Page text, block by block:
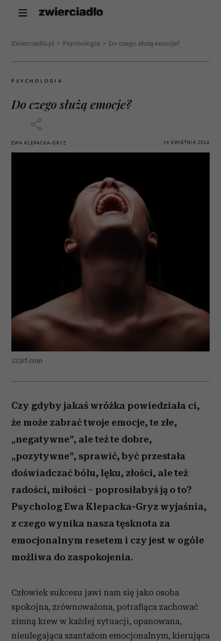
Zwierciadlo.pl > Psychologia > Do czego służą emocje?
PSYCHOLOGIA
Do czego służą emocje?
EWA KLEPACKA-GRYZ 14 KWIETNIA 2016
123rf.com
Czy gdyby jakaś wróżka powiedziała ci,
że może zabrać twoje emocje, te złe,
„negatywne”, ale też te dobre,
„pozytywne”, sprawić, być przestała
doświadczać bólu, lęku, złości, ale też
radości, miłości – poprosiłabyś ją o to?
Psycholog Ewa Klepacka-Gryz wyjaśnia,
z czego wynika nasza tęsknota za
emocjonalnym resetem i czy jest w ogóle
możliwa do zaspokojenia.
Człowiek sukcesu jawi nam się jako osoba
spokojna, zrównoważona, potrafiąca zachować
zimną krew w każdej sytuacji, opanowana,
nieulegająca szantażom emocjonalnym, kierująca